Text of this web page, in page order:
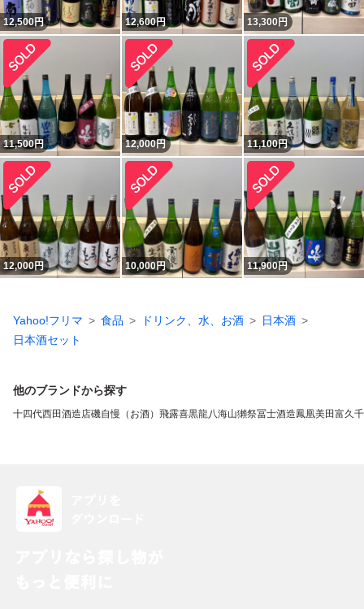
12,500円 12,600円 13,300円
11,500円 12,000円 11,100円
12,000円 10,000円 11,900円
Yahoo!フリマ 食品 ドリンク、水、お酒
日本酒
日本酒セット
他のブランドから探す
十四代西田酒造店磯自慢（お酒） 飛露喜黒龍八海山獺祭冨士酒造鳳凰美田富久